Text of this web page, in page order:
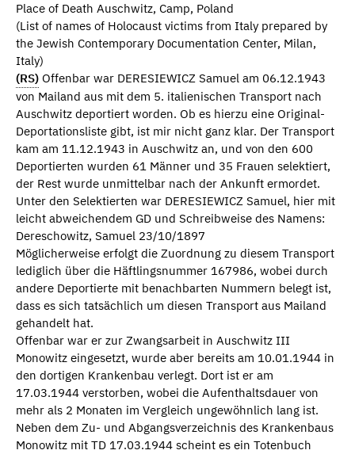
Place of Death Auschwitz, Camp, Poland
(List of names of Holocaust victims from Italy prepared by
the Jewish Contemporary Documentation Center, Milan,
Italy)
(RS) Offenbar war DERESIEWICZ Samuel am 06.12.1943
von Mailand aus mit dem 5. italienischen Transport nach
Auschwitz deportiert worden. Ob es hierzu eine Original-
Deportationsliste gibt, ist mir nicht ganz klar. Der Transport
kam am 11.12.1943 in Auschwitz an, und von den 600
Deportierten wurden 61 Männer und 35 Frauen selektiert,
der Rest wurde unmittelbar nach der Ankunft ermordet.
Unter den Selektierten war DERESIEWICZ Samuel, hier mit
leicht abweichendem GD und Schreibweise des Namens:
Dereschowitz, Samuel 23/10/1897
Möglicherweise erfolgt die Zuordnung zu diesem Transport
lediglich über die Häftlingsnummer 167986, wobei durch
andere Deportierte mit benachbarten Nummern belegt ist,
dass es sich tatsächlich um diesen Transport aus Mailand
gehandelt hat.
Offenbar war er zur Zwangsarbeit in Auschwitz III
Monowitz eingesetzt, wurde aber bereits am 10.01.1944 in
den dortigen Krankenbau verlegt. Dort ist er am
17.03.1944 verstorben, wobei die Aufenthaltsdauer von
mehr als 2 Monaten im Vergleich ungewöhnlich lang ist.
Neben dem Zu- und Abgangsverzeichnis des Krankenbaus
Monowitz mit TD 17.03.1944 scheint es ein Totenbuch